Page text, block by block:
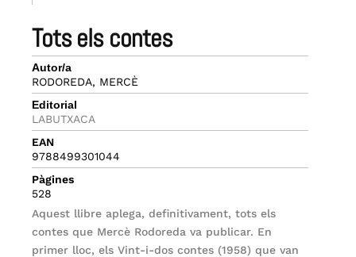
tots els contes
Autor/a
RODOREDA, MERCÈ
Editorial
LABUTXACA
EAN
9788499301044
Pàgines
528
Aquest llibre aplega, definitivament, tots els
contes que Mercè Rodoreda va publicar. En
primer lloc, els Vint-i-dos contes (1958) que van